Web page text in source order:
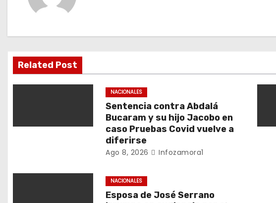
i
ó
d
e
Related Post
NACIONALES
Sentencia contra Abdalá
Bucaram y su hijo Jacobo en
caso Pruebas Covid vuelve a
diferirse
Ago 8, 2026 Infozamora1
NACIONALES
Esposa de José Serrano